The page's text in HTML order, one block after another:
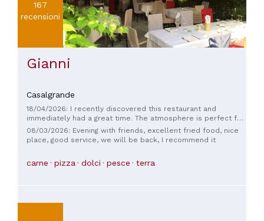
167
recensioni
Gianni
Casalgrande
18/04/2026: I recently discovered this restaurant and
immediately had a great time. The atmosphere is perfect for
me, as it allows you to not only enjoy excellent food in a
relaxed atmosphere, but also relax and chat with your dining
08/03/2026: Evening with friends, excellent fried food, nice
place, good service, we will be back, I recommend it
carne pizza dolci pesce terra